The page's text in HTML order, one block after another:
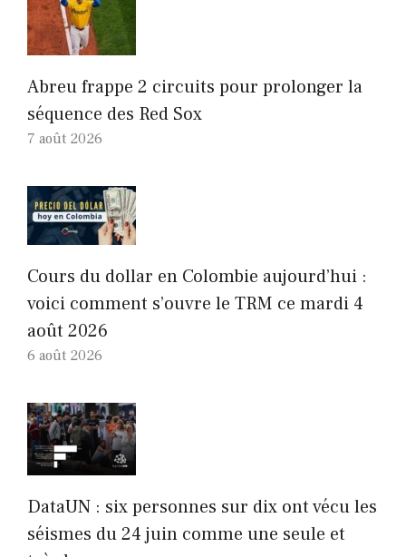
Abreu frappe 2 circuits pour prolonger la
séquence des Red Sox
7 août 2026
Cours du dollar en Colombie aujourd’hui :
voici comment s’ouvre le TRM ce mardi 4
août 2026
6 août 2026
DataUN : six personnes sur dix ont vécu les
séismes du 24 juin comme une seule et